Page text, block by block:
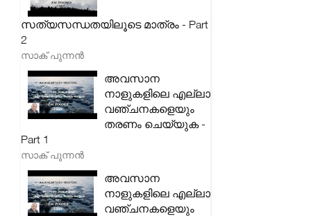
സത്യസന്ധതയിലൂടെ മാത്രം - Part
2
സാക് പുന്നൻ
അവസാന
നാളുകളിലെ എല്ലാ
വഞ്ചനകളെയും
തരണം ചെയ്യുക -
Part 1
സാക് പുന്നൻ
അവസാന
നാളുകളിലെ എല്ലാ
വഞ്ചനകളെയും